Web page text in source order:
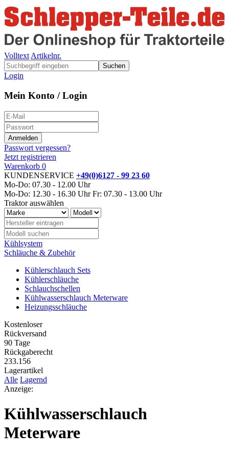
Volltext Artikelnr.
Suchen
Login
Mein Konto / Login
Passwort vergessen?
Jetzt registrieren
Warenkorb 0
KUNDENSERVICE +49(0)6127 - 99 23 60
Mo-Do: 07.30 - 12.00 Uhr
Mo-Do: 12.30 - 16.30 Uhr Fr: 07.30 - 13.00 Uhr
Traktor auswählen
Kühlsystem
Schläuche & Zubehör
Kühlerschlauch Sets
Kühlerschläuche
Schlauchschellen
Kühlwasserschlauch Meterware
Heizungsschläuche
Kostenloser
Rückversand
90 Tage
Rückgaberecht
233.156
Lagerartikel
Alle Lagernd
Anzeige:
Kühlwasserschlauch
Meterware